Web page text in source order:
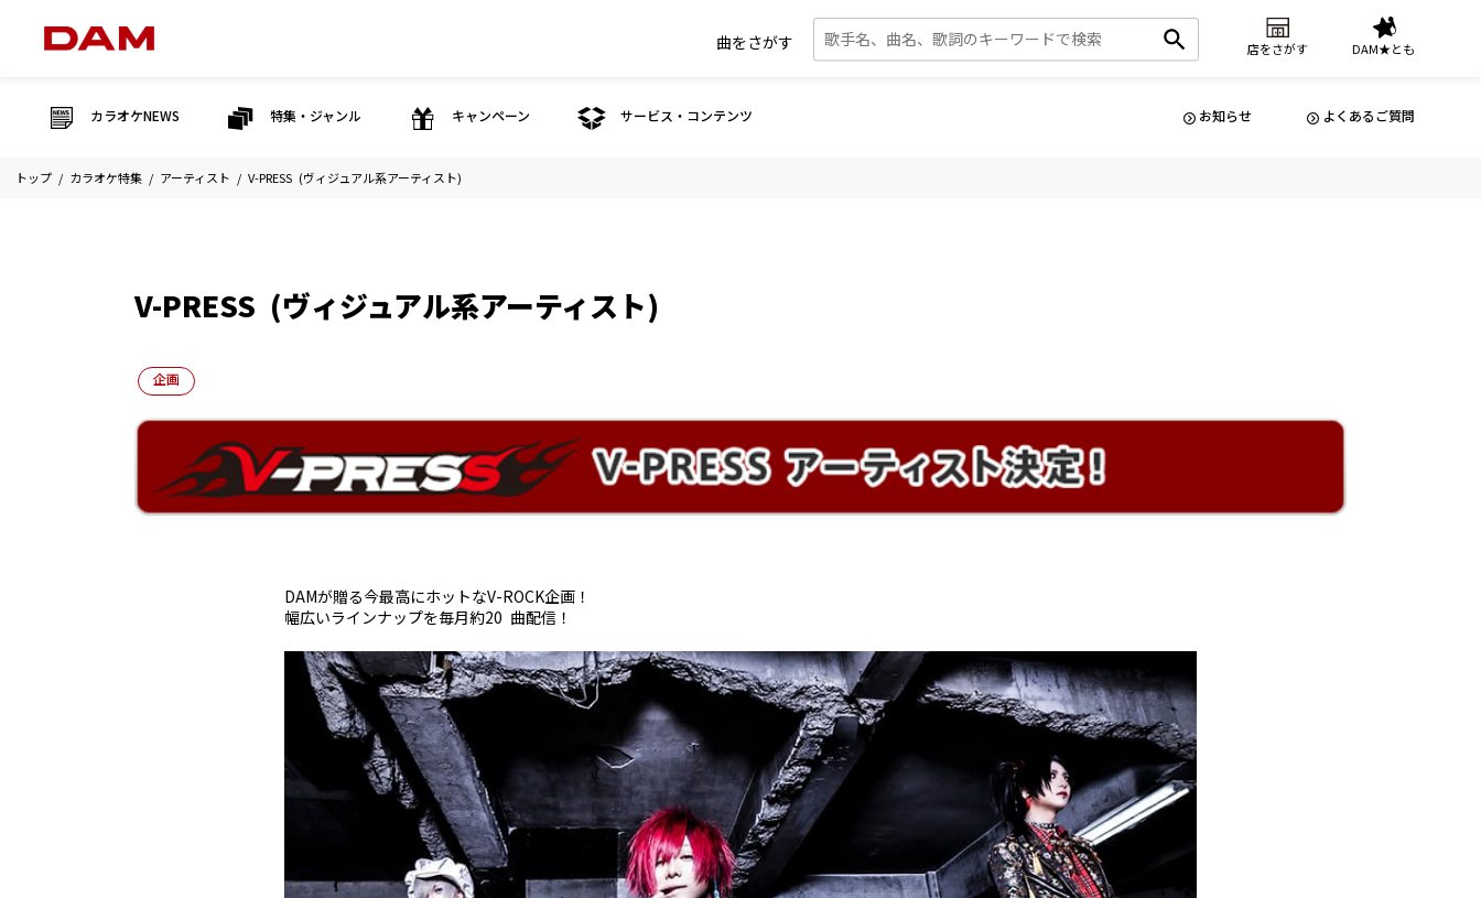
曲をさがす 店をさがす DAM★とも
カラオケNEWS 特集・ジャンル キャンペーン サービス・コンテンツ お知らせ よくあるご質問
トップ カラオケ特集 アーティスト V-PRESS (ヴィジュアル系アーティスト)
V-PRESS (ヴィジュアル系アーティスト)
企画
DAMが贈る今最高にホットなV-ROCK企画！
幅広いラインナップを毎月約20 曲配信！